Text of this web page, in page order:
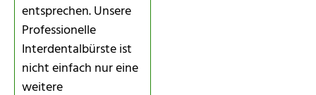
entsprechen. Unsere
Professionelle
Interdentalbürste ist
nicht einfach nur eine
weitere